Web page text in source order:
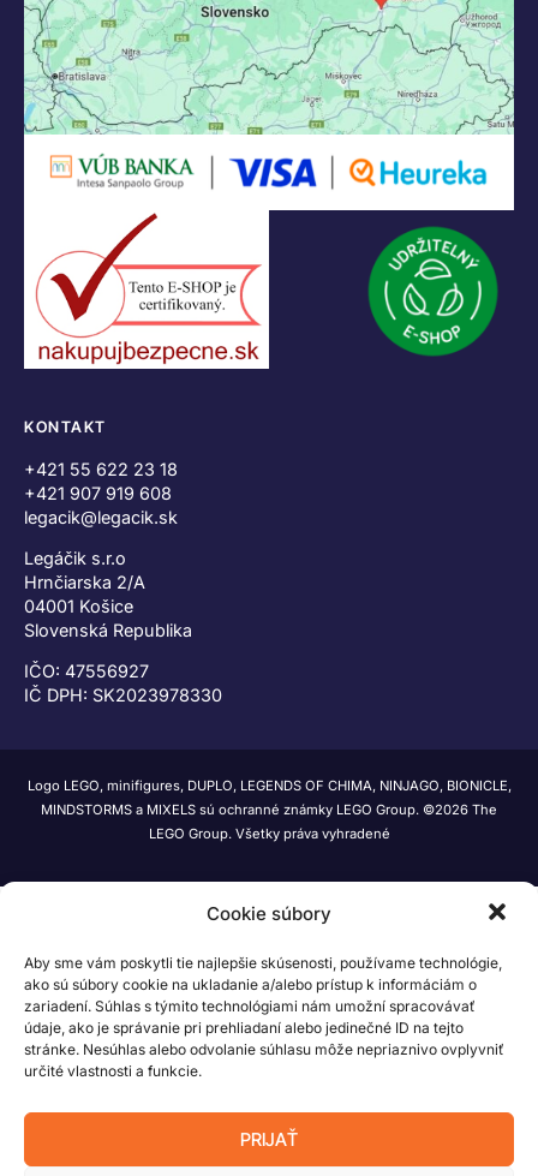
Cookie súbory
Aby sme vám poskytli tie najlepšie skúsenosti, používame technológie,
ako sú súbory cookie na ukladanie a/alebo prístup k informáciám o
zariadení. Súhlas s týmito technológiami nám umožní spracovávať
údaje, ako je správanie pri prehliadaní alebo jedinečné ID na tejto
stránke. Nesúhlas alebo odvolanie súhlasu môže nepriaznivo ovplyvniť
určité vlastnosti a funkcie.
PRIJAŤ
KONTAKT
+421 55 622 23 18
+421 907 919 608
legacik@legacik.sk
Legáčik s.r.o
Hrnčiarska 2/A
04001 Košice
Slovenská Republika
IČO: 47556927
IČ DPH: SK2023978330
Logo LEGO, minifigures, DUPLO, LEGENDS OF CHIMA, NINJAGO, BIONICLE,
MINDSTORMS a MIXELS sú ochranné známky LEGO Group. ©2026 The
LEGO Group. Všetky práva vyhradené